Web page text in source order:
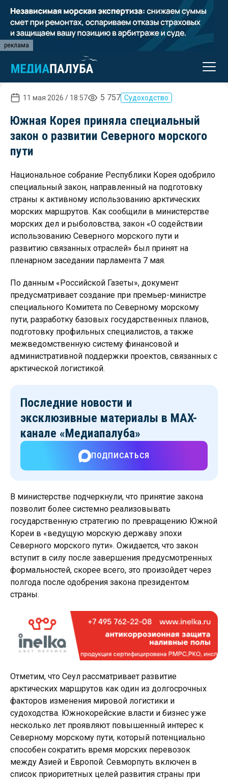
реклама
11 мая 2026 / 18:57 5 757 Судоходство
Южная Корея приняла специальный
закон о развитии Северного морского
пути
Национальное собрание Республики Корея одобрило
специальный закон, направленный на подготовку
страны к активному использованию арктических
морских маршрутов. Как сообщили в министерстве
морских дел и рыболовства, закон «О содействии
использованию Северного морского пути и
развитию связанных отраслей» был принят на
пленарном заседании парламента 7 мая.
По данным «Российской Газеты», документ
предусматривает создание при премьер-министре
специального Комитета по Северному морскому
пути, разработку базовых государственных планов,
подготовку профильных специалистов, а также
межведомственную систему финансовой и
административной поддержки проектов, связанных с
арктической логистикой.
Последние новости и
эксклюзивные материалы в MAX-
канале «Медиапалуба»
ПОДПИСАТЬСЯ
В министерстве подчеркнули, что принятие закона
позволит более системно реализовывать
государственную стратегию по превращению Южной
Кореи в «ведущую морскую державу эпохи
Северного морского пути». Ожидается, что закон
вступит в силу после завершения предусмотренных
формальностей, скорее всего, это произойдет через
полгода после одобрения закона президентом
страны.
Отметим, что Сеул рассматривает развитие
арктических маршрутов как один из долгосрочных
факторов изменения мировой логистики и
судоходства. Южнокорейские власти и бизнес уже
несколько лет проявляют повышенный интерес к
Северному морскому пути, который потенциально
способен сократить время морских перевозок
между Азией и Европой. Севморпуть включен в
список приоритетных целей развития страны при